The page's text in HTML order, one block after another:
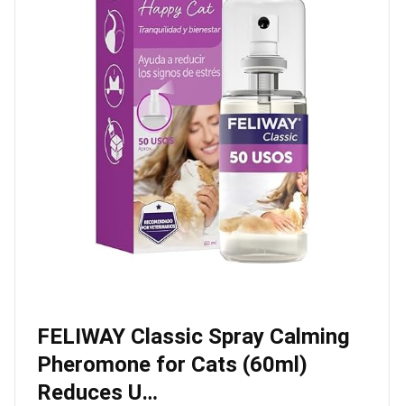
FELIWAY Classic Spray Calming
Pheromone for Cats (60ml)
Reduces U…